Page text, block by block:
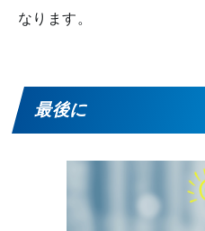
なります。
最後に